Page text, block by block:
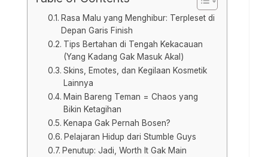
Rasa Malu yang Menghibur: Terpleset di
Depan Garis Finish
Tips Bertahan di Tengah Kekacauan
(Yang Kadang Gak Masuk Akal)
Skins, Emotes, dan Kegilaan Kosmetik
Lainnya
Main Bareng Teman = Chaos yang
Bikin Ketagihan
Kenapa Gak Pernah Bosen?
Pelajaran Hidup dari Stumble Guys
Penutup: Jadi, Worth It Gak Main